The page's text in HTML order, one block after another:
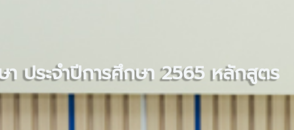
ประจำปีการศึกษา 2565 หลักสูตร